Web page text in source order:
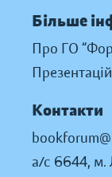
Більше
Про ГО
Контакти
а/с 6644, м.